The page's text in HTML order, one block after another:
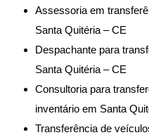
Assessoria em
Santa Quitéria – CE
Despachante para
Santa Quitéria – CE
Consultoria para
inventário em Santa
Transferência de